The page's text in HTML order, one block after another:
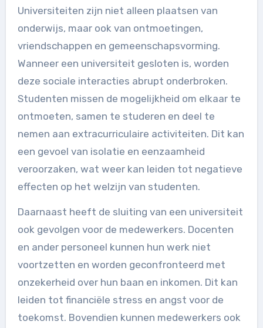
Universiteiten zijn niet alleen plaatsen van
onderwijs, maar ook van ontmoetingen,
vriendschappen en gemeenschapsvorming.
Wanneer een universiteit gesloten is, worden
deze sociale interacties abrupt onderbroken.
Studenten missen de mogelijkheid om elkaar te
ontmoeten, samen te studeren en deel te
nemen aan extracurriculaire activiteiten. Dit kan
een gevoel van isolatie en eenzaamheid
veroorzaken, wat weer kan leiden tot negatieve
effecten op het welzijn van studenten.
Daarnaast heeft de sluiting van een universiteit
ook gevolgen voor de medewerkers. Docenten
en ander personeel kunnen hun werk niet
voortzetten en worden geconfronteerd met
onzekerheid over hun baan en inkomen. Dit kan
leiden tot financiële stress en angst voor de
toekomst. Bovendien kunnen medewerkers ook